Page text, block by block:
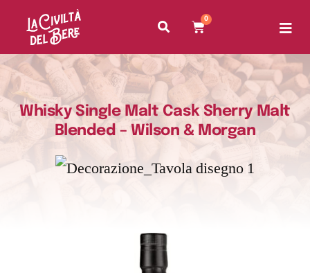
0
Whisky Single Malt Cask Sherry Malt
Blended – Wilson & Morgan